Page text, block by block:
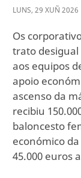
LUNS, 29 XUÑ 2026
Os
trato
aos equipos
apoio
ascenso da
recibiu
baloncesto
económico
45.000 euros